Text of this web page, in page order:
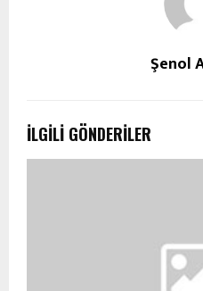
Şenol
İLGILI GÖNDERILER